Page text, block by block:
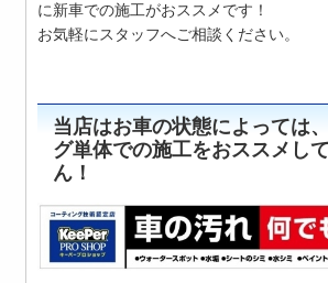
に新車での施工がおススメです！
お気軽にスタッフへご相談ください。
当店はお車の状態によっては
グ単体での施工をおススメし
ん！